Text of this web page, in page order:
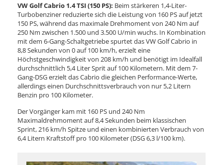
VW Golf Cabrio 1.4 TSI (150 PS): Beim stärkeren 1,4-Liter-
Turbobenziner reduzierte sich die Leistung von 160 PS auf jetzt
150 PS, während das maximale Drehmoment von 240 Nm auf
250 Nm zwischen 1.500 und 3.500 U/min wuchs. In Kombination
mit dem 6-Gang-Schaltgetriebe spurtet das VW Golf Cabrio in
8,8 Sekunden von 0 auf 100 km/h, erzielt eine
Höchstgeschwindigkeit von 208 km/h und benötigt im Idealfall
durchschnittlich 5,4 Liter Sprit auf 100 Kilometern. Mit dem 7-
Gang-DSG erzielt das Cabrio die gleichen Performance-Werte,
allerdings einen Durchschnittsverbrauch von nur 5,2 Litern
Benzin pro 100 Kilometer.
Der Vorgänger kam mit 160 PS und 240 Nm
Maximaldrehmoment auf 8,4 Sekunden beim klassischen
Sprint, 216 km/h Spitze und einen kombinierten Verbrauch von
6,4 Litern Kraftstoff pro 100 Kilometer (DSG 6,3 l/100 km).